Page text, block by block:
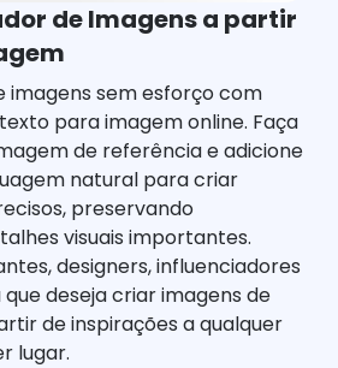
de Imagens a partir
imagens sem esforço com
para imagem online. Faça
de referência e adicione
natural para criar
preservando
visuais importantes.
designers, influenciadores
deseja criar imagens de
de inspirações a qualquer
lugar.